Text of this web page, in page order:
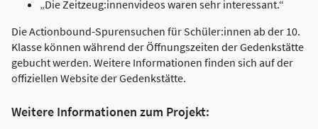
„Die Zeitzeug:innenvideos waren sehr interessant.“
Die Actionbound-Spurensuchen für Schüler:innen ab der 10.
Klasse können während der Öffnungszeiten der Gedenkstätte
gebucht werden. Weitere Informationen finden sich auf der
offiziellen Website der Gedenkstätte.
Weitere Informationen zum Projekt: